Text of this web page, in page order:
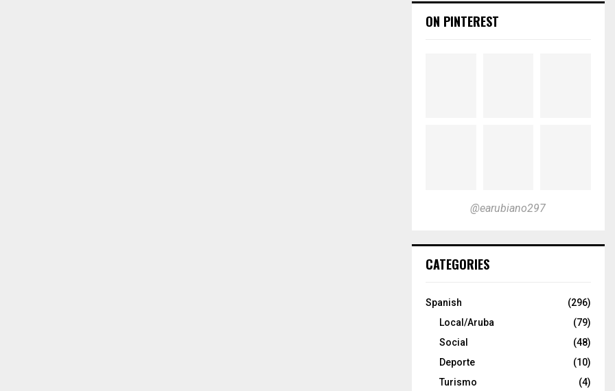
ON PINTEREST
@earubiano297
CATEGORIES
Spanish
(296)
Local/Aruba
(79)
Social
(48)
Deporte
(10)
Turismo
(4)